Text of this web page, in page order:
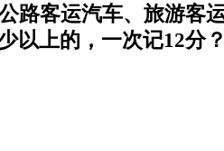
路客运汽车、旅游客
以上的，一次记12分